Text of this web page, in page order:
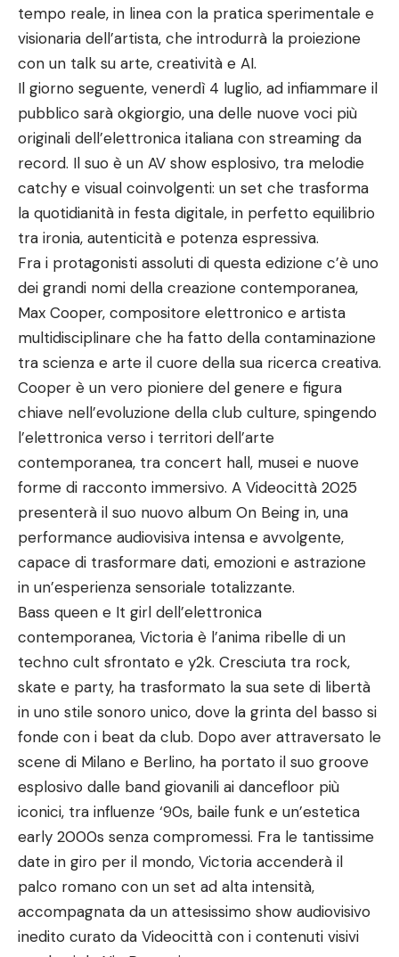
tempo reale, in linea con la pratica sperimentale e
visionaria dell’artista, che introdurrà la proiezione
con un talk su arte, creatività e AI.
Il giorno seguente, venerdì 4 luglio, ad infiammare il
pubblico sarà okgiorgio, una delle nuove voci più
originali dell’elettronica italiana con streaming da
record. Il suo è un AV show esplosivo, tra melodie
catchy e visual coinvolgenti: un set che trasforma
la quotidianità in festa digitale, in perfetto equilibrio
tra ironia, autenticità e potenza espressiva.
Fra i protagonisti assoluti di questa edizione c’è uno
dei grandi nomi della creazione contemporanea,
Max Cooper, compositore elettronico e artista
multidisciplinare che ha fatto della contaminazione
tra scienza e arte il cuore della sua ricerca creativa.
Cooper è un vero pioniere del genere e figura
chiave nell’evoluzione della club culture, spingendo
l’elettronica verso i territori dell’arte
contemporanea, tra concert hall, musei e nuove
forme di racconto immersivo. A Videocittà 2025
presenterà il suo nuovo album On Being in, una
performance audiovisiva intensa e avvolgente,
capace di trasformare dati, emozioni e astrazione
in un’esperienza sensoriale totalizzante.
Bass queen e It girl dell’elettronica
contemporanea, Victoria è l’anima ribelle di un
techno cult sfrontato e y2k. Cresciuta tra rock,
skate e party, ha trasformato la sua sete di libertà
in uno stile sonoro unico, dove la grinta del basso si
fonde con i beat da club. Dopo aver attraversato le
scene di Milano e Berlino, ha portato il suo groove
esplosivo dalle band giovanili ai dancefloor più
iconici, tra influenze ‘90s, baile funk e un’estetica
early 2000s senza compromessi. Fra le tantissime
date in giro per il mondo, Victoria accenderà il
palco romano con un set ad alta intensità,
accompagnata da un attesissimo show audiovisivo
inedito curato da Videocittà con i contenuti visivi